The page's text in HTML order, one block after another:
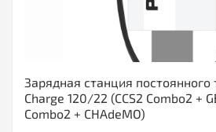
Зарядная станция постоянного
Charge 120/22 (CCS2 Combo2 +
Combo2 + CHAdeMO)